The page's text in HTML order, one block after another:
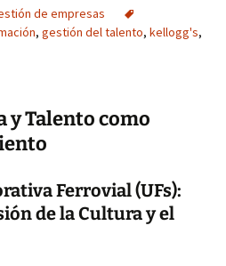
de empresas
, gestión del talento, kellogg's,
y Talento como
Ferrovial (UFs):
de la Cultura y el